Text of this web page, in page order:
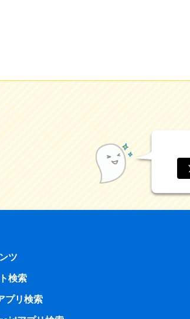
ツ
検索
プリ検索